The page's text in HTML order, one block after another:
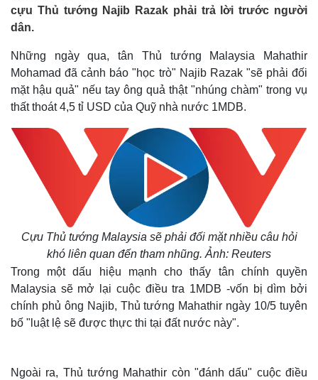
cựu Thủ tướng Najib Razak phải trả lời trước người
dân.
Những ngày qua, tân Thủ tướng Malaysia Mahathir
Mohamad đã cảnh báo "học trò" Najib Razak "sẽ phải đối
mặt hậu quả" nếu tay ông quả thật "nhúng chàm" trong vụ
thất thoát 4,5 tỉ USD của Quỹ nhà nước 1MDB.
Cựu Thủ tướng Malaysia sẽ phải đối mặt nhiều câu hỏi
khó liên quan đến tham nhũng. Ảnh: Reuters
Trong một dấu hiệu mạnh cho thấy tân chính quyền
Malaysia sẽ mở lại cuộc điều tra 1MDB -vốn bị dìm bởi
chính phủ ông Najib, Thủ tướng Mahathir ngày 10/5 tuyên
bố "luật lệ sẽ được thực thi tại đất nước này".
Ngoài ra, Thủ tướng Mahathir còn "đánh dấu" cuộc điều